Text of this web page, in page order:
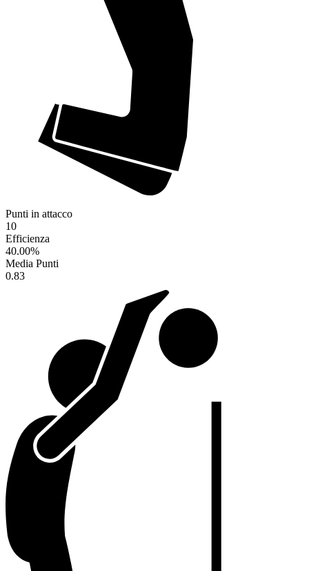
Punti in attacco
10
Efficienza
40.00%
Media Punti
0.83